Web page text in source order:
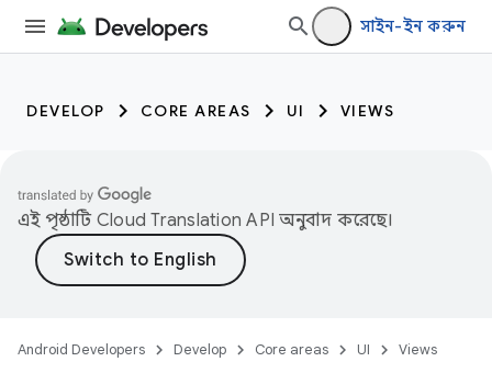
সাইন-ইন করুন
DEVELOP CORE AREAS UI VIEWS
এই পৃষ্ঠাটি Cloud Translation API অনুবাদ করেছে।
Android Developers Develop Core areas UI Views